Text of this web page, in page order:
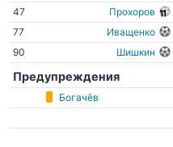
47
Прохоров
77
Иващенко
90
Шишкин
Предупреждения
Богачёв